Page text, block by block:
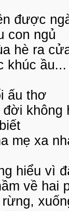
được
con ngủ
hè ra
khúc
ấu thơ
không
mẹ xa
hiểu vì
về hai